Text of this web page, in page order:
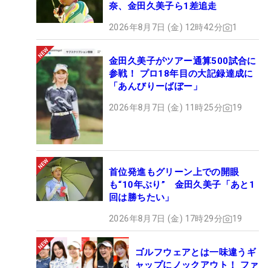
奈、金田久美子ら1差追走
2026年8月7日 (金) 12時42分 1
金田久美子がツアー通算500試合に
参戦！ プロ18年目の大記録達成に
「あんびりーばぼー」
2026年8月7日 (金) 11時25分 19
首位発進もグリーン上での開眼
も“10年ぶり” 金田久美子「あと1
回は勝ちたい」
2026年8月7日 (金) 17時29分 19
ゴルフウェアとは一味違うギ
ャップにノックアウト！ ファ